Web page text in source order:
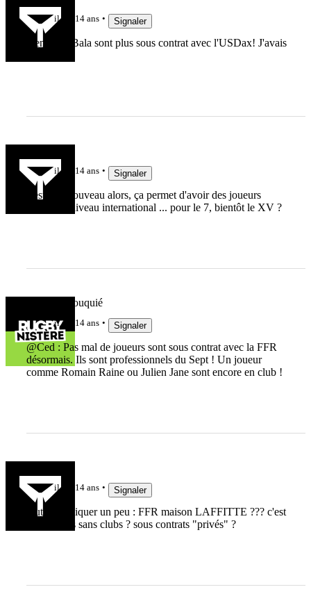
il y a 14 ans Signaler
Deniau et Bala sont plus sous contrat avec l'USDax! J'avais
il y a 14 ans Signaler
c'est tout nouveau alors, ça permet d'avoir des joueurs
dispos au niveau international ... pour le 7, bientôt le XV ?
Maxime Rouquié
il y a 14 ans Signaler
@Ced : Pas mal de joueurs sont sous contrat avec la FFR
désormais. Ils sont professionnels du Sept ! Un joueur
comme Romain Raine ou Julien Jane sont encore en club !
il y a 14 ans Signaler
faut m'expliquer un peu : FFR maison LAFFITTE ??? c'est
des joueurs sans clubs ? sous contrats "privés" ?